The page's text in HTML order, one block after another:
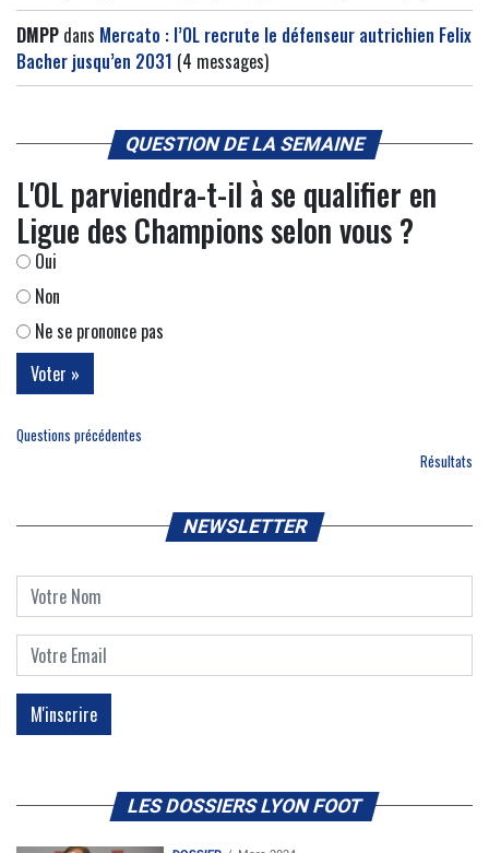
DMPP dans Mercato : l’OL recrute le défenseur autrichien Felix
Bacher jusqu’en 2031 (4 messages)
QUESTION DE LA SEMAINE
L'OL parviendra-t-il à se qualifier en
Ligue des Champions selon vous ?
Oui
Non
Ne se prononce pas
Questions précédentes
Résultats
NEWSLETTER
LES DOSSIERS LYON FOOT